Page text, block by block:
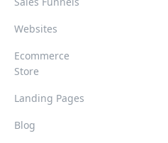
Websites
Ecommerce
Store
Landing Pages
Blog